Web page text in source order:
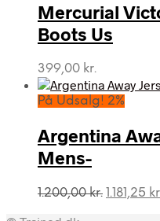
Mercurial
Boots Us
399,00 kr.
På Udsalg! 2%
Argentina
Mens-
1.200,00kr. Den
1.181,25